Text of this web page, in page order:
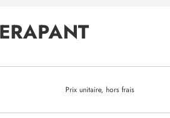
Prix unitaire, hors frais